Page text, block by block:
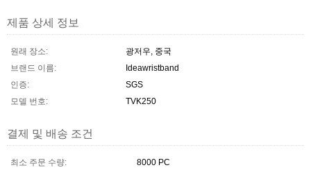
제품 상세 정보
원래 장소:
광저우, 중국
브랜드 이름:
Ideawristband
인증:
SGS
모델 번호:
TVK250
결제 및 배송 조건
최소 주문 수량:
8000 PC